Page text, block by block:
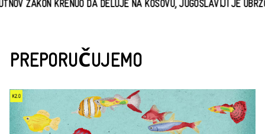
ZAKON KRENUO DA DELUJE NA KOSOVU, JUGOSLAVIJI JE UBRZO
PREPORUČUJEMO